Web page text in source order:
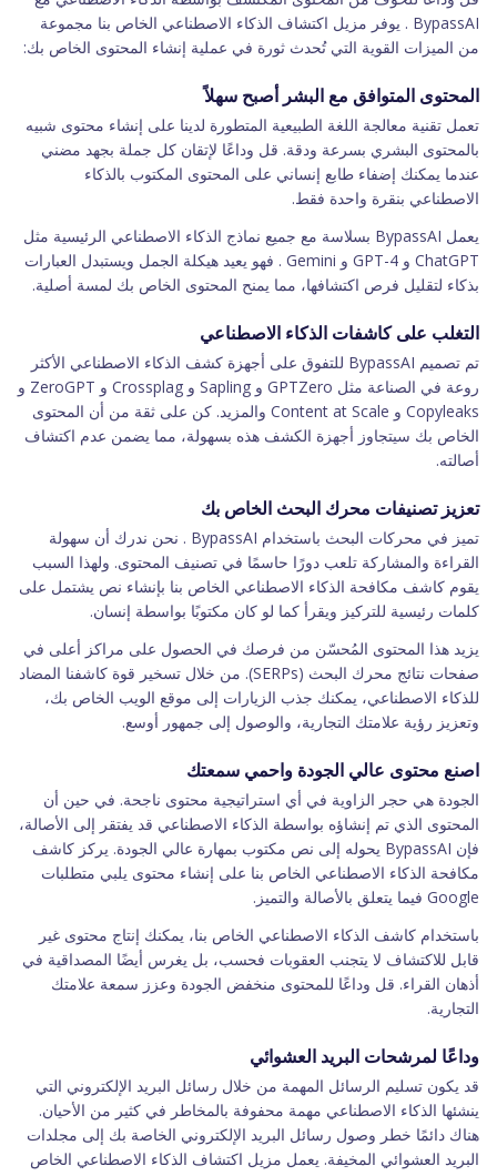
BypassAI . يوفر مزيل اكتشاف الذكاء الاصطناعي الخاص بنا مجموعة
من الميزات القوية التي تُحدث ثورة في عملية إنشاء المحتوى الخاص بك:
المحتوى المتوافق مع البشر أصبح سهلاً
تعمل تقنية معالجة اللغة الطبيعية المتطورة لدينا على إنشاء محتوى شبيه
بالمحتوى البشري بسرعة ودقة. قل وداعًا لإتقان كل جملة بجهد مضني
عندما يمكنك إضفاء طابع إنساني على المحتوى المكتوب بالذكاء
الاصطناعي بنقرة واحدة فقط.
يعمل BypassAI بسلاسة مع جميع نماذج الذكاء الاصطناعي الرئيسية مثل
ChatGPT و GPT-4 و Gemini . فهو يعيد هيكلة الجمل ويستبدل العبارات
بذكاء لتقليل فرص اكتشافها، مما يمنح المحتوى الخاص بك لمسة أصلية.
التغلب على كاشفات الذكاء الاصطناعي
تم تصميم BypassAI للتفوق على أجهزة كشف الذكاء الاصطناعي الأكثر
روعة في الصناعة مثل GPTZero و Sapling و Crossplag و ZeroGPT و
Copyleaks و Content at Scale والمزيد. كن على ثقة من أن المحتوى
الخاص بك سيتجاوز أجهزة الكشف هذه بسهولة، مما يضمن عدم اكتشاف
أصالته.
تعزيز تصنيفات محرك البحث الخاص بك
تميز في محركات البحث باستخدام BypassAI . نحن ندرك أن سهولة
القراءة والمشاركة تلعب دورًا حاسمًا في تصنيف المحتوى. ولهذا السبب
يقوم كاشف مكافحة الذكاء الاصطناعي الخاص بنا بإنشاء نص يشتمل على
كلمات رئيسية للتركيز ويقرأ كما لو كان مكتوبًا بواسطة إنسان.
يزيد هذا المحتوى المُحسّن من فرصك في الحصول على مراكز أعلى في
صفحات نتائج محرك البحث (SERPs). من خلال تسخير قوة كاشفنا المضاد
للذكاء الاصطناعي، يمكنك جذب الزيارات إلى موقع الويب الخاص بك،
وتعزيز رؤية علامتك التجارية، والوصول إلى جمهور أوسع.
اصنع محتوى عالي الجودة واحمي سمعتك
الجودة هي حجر الزاوية في أي استراتيجية محتوى ناجحة. في حين أن
المحتوى الذي تم إنشاؤه بواسطة الذكاء الاصطناعي قد يفتقر إلى الأصالة،
فإن BypassAI يحوله إلى نص مكتوب بمهارة عالي الجودة. يركز كاشف
مكافحة الذكاء الاصطناعي الخاص بنا على إنشاء محتوى يلبي متطلبات
Google فيما يتعلق بالأصالة والتميز.
باستخدام كاشف الذكاء الاصطناعي الخاص بنا، يمكنك إنتاج محتوى غير
قابل للاكتشاف لا يتجنب العقوبات فحسب، بل يغرس أيضًا المصداقية في
أذهان القراء. قل وداعًا للمحتوى منخفض الجودة وعزز سمعة علامتك
التجارية.
وداعًا لمرشحات البريد العشوائي
قد يكون تسليم الرسائل المهمة من خلال رسائل البريد الإلكتروني التي
ينشئها الذكاء الاصطناعي مهمة محفوفة بالمخاطر في كثير من الأحيان.
هناك دائمًا خطر وصول رسائل البريد الإلكتروني الخاصة بك إلى مجلدات
البريد العشوائي المخيفة. يعمل مزيل اكتشاف الذكاء الاصطناعي الخاص